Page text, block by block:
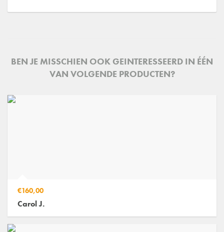
BEN JE MISSCHIEN OOK GEINTERESSEERD IN ÉÉN
VAN VOLGENDE PRODUCTEN?
€160,00
Carol J.